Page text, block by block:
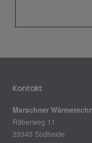
Kontakt
Marschner
Räberweg 11
29345 Südheide